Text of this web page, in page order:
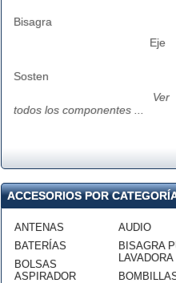
Bisagra
Eje
Sosten
Ver
todos los componentes ...
ACCESORIOS POR
ANTENAS
BATERÍAS
BOLSAS
ASPIRADOR
AUDIO
BISAGRA
LAVADORA